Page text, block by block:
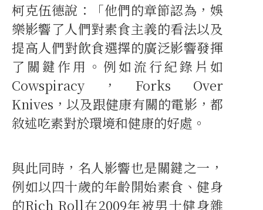
柯克伍德說：「他們的章節認為，娛
樂影響了人們對素食主義的看法以及
提高人們對飲食選擇的廣泛影響發揮
了關鍵作用。例如流行紀錄片如
Cowspiracy，Forks Over
Knives，以及跟健康有關的電影，都
敘述吃素對於環境和健康的好處。
與此同時，名人影響也是關鍵之一，
例如以四十歲的年齡開始素食、健身
的Rich Roll在2009年被男士健身雜